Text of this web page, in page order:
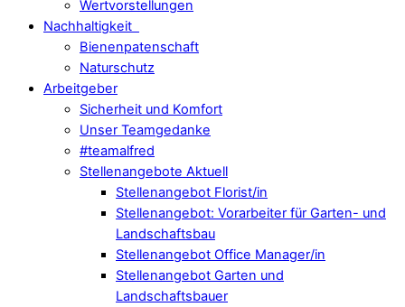
Wertvorstellungen
Nachhaltigkeit
Bienenpatenschaft
Naturschutz
Arbeitgeber
Sicherheit und Komfort
Unser Teamgedanke
#teamalfred
Stellenangebote Aktuell
Stellenangebot Florist/in
Stellenangebot: Vorarbeiter für Garten- und
Landschaftsbau
Stellenangebot Office Manager/in
Stellenangebot Garten und
Landschaftsbauer